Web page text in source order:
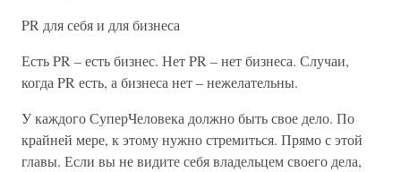
PR для себя и для бизнеса
Есть PR – есть бизнес. Нет PR – нет бизнеса. Случаи,
когда PR есть, а бизнеса нет – нежелательны.
У каждого СуперЧеловека должно быть свое дело. По
крайней мере, к этому нужно стремиться. Прямо с этой
главы. Если вы не видите себя владельцем своего дела,